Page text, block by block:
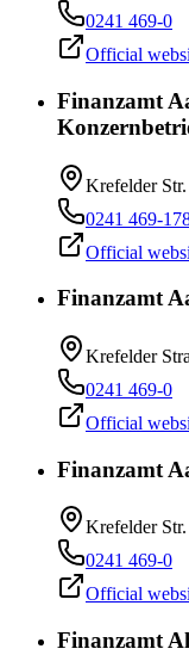
0241 469-0
Official
Finanzamt
Krefelder
0241 469-
Official
Finanzamt
Krefelder
0241 469-0
Official
Finanzamt
Krefelder
0241 469-0
Official
Finanzamt